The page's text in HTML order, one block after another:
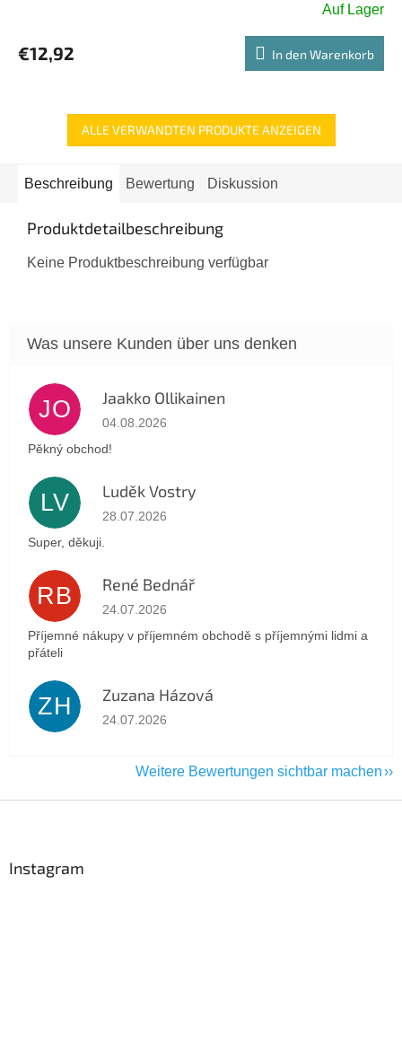
Auf Lager
€12,92 In den Warenkorb
ALLE VERWANDTEN PRODUKTE ANZEIGEN
Beschreibung Bewertung Diskussion
Produktdetailbeschreibung
Keine Produktbeschreibung verfügbar
JO Jaakko Ollikainen
Die Shop-Bewertung beträgt 5 von 5 Sternen.
04.08.2026
Pěkný obchod!
LV Luděk Vostry
Die Shop-Bewertung beträgt 5 von 5 Sternen.
28.07.2026
Super, děkuji.
RB René Bednář
Die Shop-Bewertung beträgt 5 von 5 Sternen.
24.07.2026
Příjemné nákupy v příjemném obchodě s příjemnými lidmi a
přáteli
ZH Zuzana Házová
Die Shop-Bewertung beträgt 5 von 5 Sternen.
24.07.2026
Weitere Bewertungen sichtbar machen
Instagram